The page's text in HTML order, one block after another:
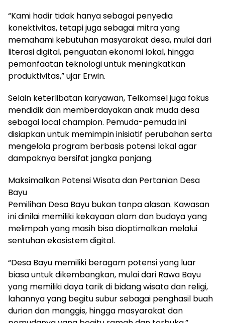
“Kami hadir tidak hanya sebagai penyedia
konektivitas, tetapi juga sebagai mitra yang
memahami kebutuhan masyarakat desa, mulai dari
literasi digital, penguatan ekonomi lokal, hingga
pemanfaatan teknologi untuk meningkatkan
produktivitas,” ujar Erwin.
Selain keterlibatan karyawan, Telkomsel juga fokus
mendidik dan memberdayakan anak muda desa
sebagai local champion. Pemuda-pemuda ini
disiapkan untuk memimpin inisiatif perubahan serta
mengelola program berbasis potensi lokal agar
dampaknya bersifat jangka panjang.
Maksimalkan Potensi Wisata dan Pertanian Desa
Bayu
Pemilihan Desa Bayu bukan tanpa alasan. Kawasan
ini dinilai memiliki kekayaan alam dan budaya yang
melimpah yang masih bisa dioptimalkan melalui
sentuhan ekosistem digital.
“Desa Bayu memiliki beragam potensi yang luar
biasa untuk dikembangkan, mulai dari Rawa Bayu
yang memiliki daya tarik di bidang wisata dan religi,
lahannya yang begitu subur sebagai penghasil buah
durian dan manggis, hingga masyarakat dan